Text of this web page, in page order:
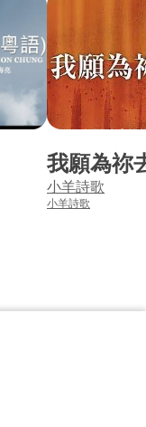
我願為祢
小羊詩歌
小羊詩歌